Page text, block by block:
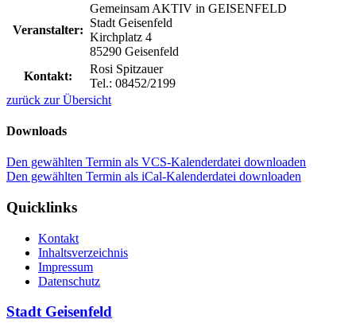
Veranstalter:
Gemeinsam AKTIV in GEISENFELD
Stadt Geisenfeld
Kirchplatz 4
85290 Geisenfeld
Kontakt:
Rosi Spitzauer
Tel.: 08452/2199
zurück zur Übersicht
Downloads
Den gewählten Termin als VCS-Kalenderdatei downloaden
Den gewählten Termin als iCal-Kalenderdatei downloaden
Quicklinks
Kontakt
Inhaltsverzeichnis
Impressum
Datenschutz
Stadt Geisenfeld